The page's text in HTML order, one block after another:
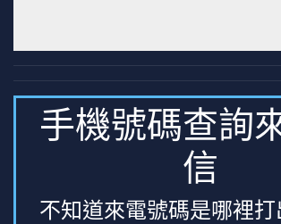
手機號碼查詢
信
不知道來電號碼是哪裡打